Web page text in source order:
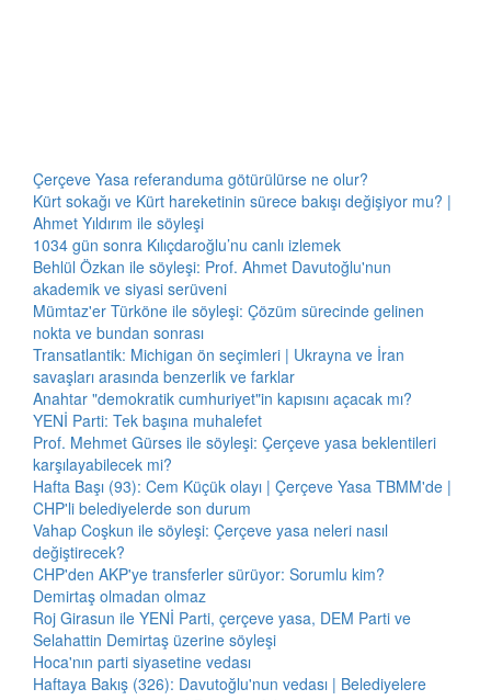
Çerçeve Yasa referanduma götürülürse ne olur?
Kürt sokağı ve Kürt hareketinin sürece bakışı değişiyor mu? |
Ahmet Yıldırım ile söyleşi
1034 gün sonra Kılıçdaroğlu’nu canlı izlemek
Behlül Özkan ile söyleşi: Prof. Ahmet Davutoğlu'nun
akademik ve siyasi serüveni
Mümtaz'er Türköne ile söyleşi: Çözüm sürecinde gelinen
nokta ve bundan sonrası
Transatlantik: Michigan ön seçimleri | Ukrayna ve İran
savaşları arasında benzerlik ve farklar
Anahtar "demokratik cumhuriyet"in kapısını açacak mı?
YENİ Parti: Tek başına muhalefet
Prof. Mehmet Gürses ile söyleşi: Çerçeve yasa beklentileri
karşılayabilecek mi?
Hafta Başı (93): Cem Küçük olayı | Çerçeve Yasa TBMM'de |
CHP'li belediyelerde son durum
Vahap Coşkun ile söyleşi: Çerçeve yasa neleri nasıl
değiştirecek?
CHP'den AKP'ye transferler sürüyor: Sorumlu kim?
Demirtaş olmadan olmaz
Roj Girasun ile YENİ Parti, çerçeve yasa, DEM Parti ve
Selahattin Demirtaş üzerine söyleşi
Hoca'nın parti siyasetine vedası
Haftaya Bakış (326): Davutoğlu'nun vedası | Belediyelere